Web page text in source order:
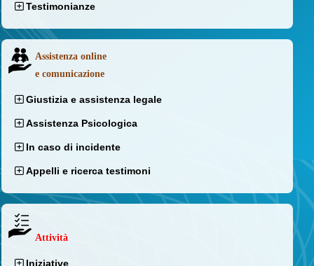
Testimonianze
Assistenza online
e comunicazione
Giustizia e assistenza legale
Assistenza Psicologica
In caso di incidente
Appelli e ricerca testimoni
Attività
Iniziative